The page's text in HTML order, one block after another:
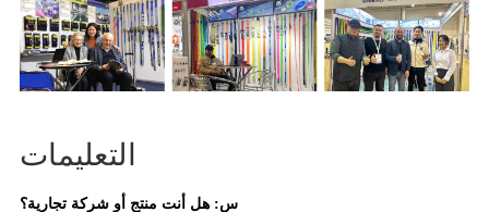
التعليمات
س: هل أنت منتج أو شركة تجارية؟